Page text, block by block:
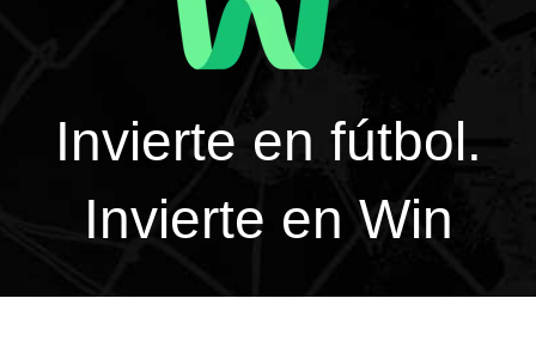
Invierte en fútbol.
Invierte en Win